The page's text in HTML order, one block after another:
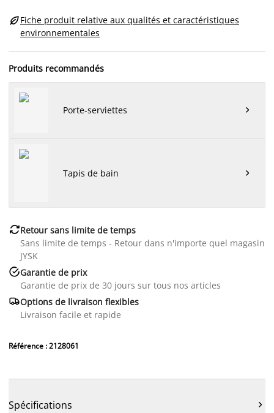
Fiche produit relative aux qualités et caractéristiques
environnementales
Produits recommandés
Porte-serviettes 
Tapis de bain 
Retour sans limite de temps
Sans limite de temps - Retour dans n'importe quel magasin
JYSK
Garantie de prix
Garantie de prix de 30 jours sur tous nos articles
Options de livraison flexibles
Livraison facile et rapide
Référence : 2128061
Spécifications 